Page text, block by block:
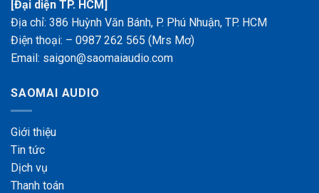
[Đại diện TP. HCM]
Địa chỉ: 386 Huỳnh Văn Bánh, P. Phú Nhuận, TP. HCM
Điện thoại: – 0987 262 565 (Mrs Mơ)
Email: saigon@saomaiaudio.com
SAOMAI AUDIO
Giới thiệu
Tin tức
Dịch vụ
Thanh toán